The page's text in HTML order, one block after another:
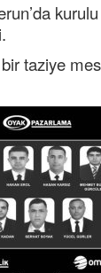
taziye